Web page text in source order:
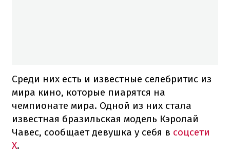
Среди них есть и известные селебритис из
мира кино, которые пиарятся на
чемпионате мира. Одной из них стала
известная бразильская модель Кэролай
Чавес, сообщает девушка у себя в соцсети
X.